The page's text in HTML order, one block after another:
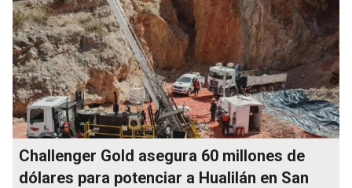
Challenger Gold asegura 60 millones de
dólares para potenciar a Hualilán en San